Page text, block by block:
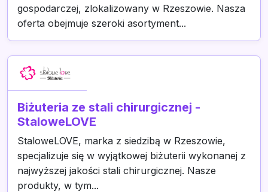
gospodarczej, zlokalizowany w Rzeszowie. Nasza
oferta obejmuje szeroki asortyment...
Biżuteria ze stali chirurgicznej -
StaloweLOVE
StaloweLOVE, marka z siedzibą w Rzeszowie,
specjalizuje się w wyjątkowej biżuterii wykonanej z
najwyższej jakości stali chirurgicznej. Nasze
produkty, w tym...